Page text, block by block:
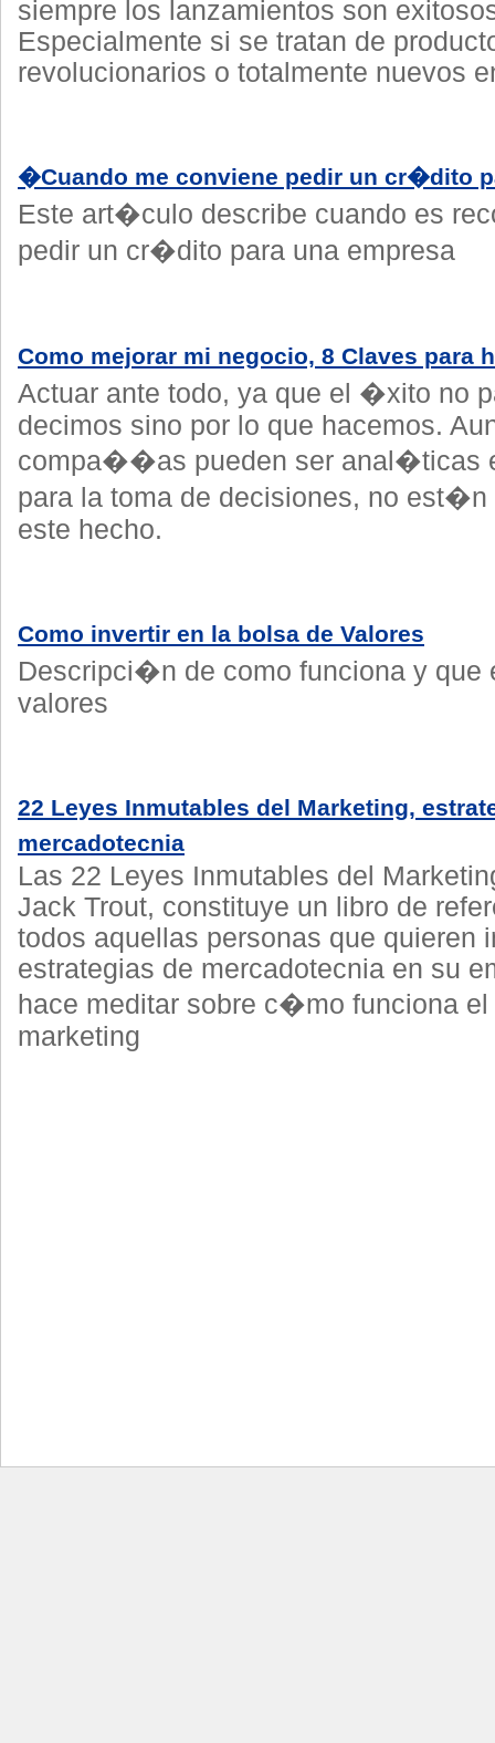
siempre los lanzamientos son
Especialmente si se tratan de
revolucionarios o totalmente nuevos
�Cuando me conviene pedir un cr�dito
Este art�culo describe cuando es
pedir un cr�dito para una empresa
Como mejorar mi negocio, 8 Claves para
Actuar ante todo, ya que el �xito no
decimos sino por lo que hacemos.
compa��as pueden ser anal�ticas
para la toma de decisiones, no est�n
este hecho.
Como invertir en la bolsa de Valores
Descripci�n de como funciona y que
valores
22 Leyes Inmutables del Marketing,
mercadotecnia
Las 22 Leyes Inmutables del
Jack Trout, constituye un libro de
todos aquellas personas que quieren
estrategias de mercadotecnia en su
hace meditar sobre c�mo funciona el
marketing